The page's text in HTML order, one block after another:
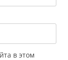
в этом